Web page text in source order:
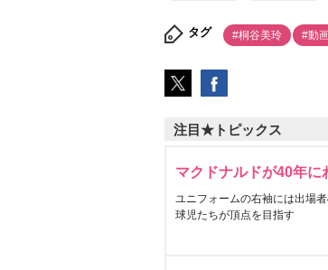
タグ #桐谷美玲 #動
注目★トピックス
マクドナルドが40年に
ユニフォームの右袖には出場
球児たちが頂点を目指す